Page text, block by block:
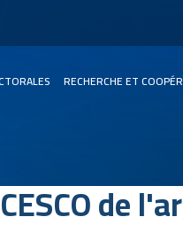
RECHERCHE ET
de